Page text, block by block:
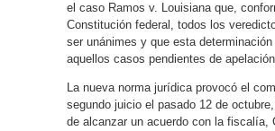
el caso Ramos v. Louisiana que,
Constitución federal, todos los
ser unánimes y que esta
aquellos casos pendientes de
La nueva norma jurídica provocó el
segundo juicio el pasado 12 de
de alcanzar un acuerdo con la fiscalía,